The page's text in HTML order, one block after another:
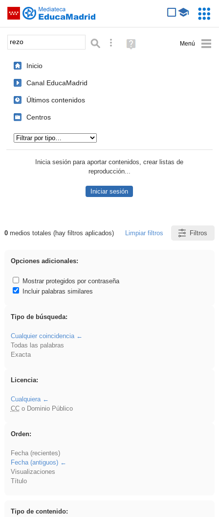
Saltar navegación
Palabra o frase: Búsqueda avanzada
Ayuda
(en
Inicio
Canal EducaMadrid
Últimos contenidos
Centros
Inicia sesión para aportar contenidos, crear listas de
reproducción...
Iniciar sesión
Resultados de: rezo
0medios totales (hay filtros aplicados) Limpiar filtros Filtros
Opciones adicionales:
Mostrar protegidos por contraseña
Incluir palabras similares
Tipo de búsqueda:
Cualquier coincidencia
Todas las palabras
Exacta
Licencia:
Cualquiera
CCo Dominio Público
Orden:
Fecha (recientes)
Fecha (antiguos)
Visualizaciones
Título
Tipo de contenido: